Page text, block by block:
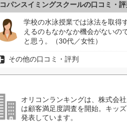
コパンスイミングスクールの口コミ・評
学校の水泳授業では泳法を取得
えるのもなかなか機会がないの
と思う。（30代／女性）
その他の口コミ・評判
オリコンランキングは、株式会
は顧客満足度調査を開始。キッ
発表しています。